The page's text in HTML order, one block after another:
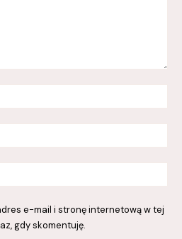
e-mail i stronę internetową w tej
gdy skomentuję.